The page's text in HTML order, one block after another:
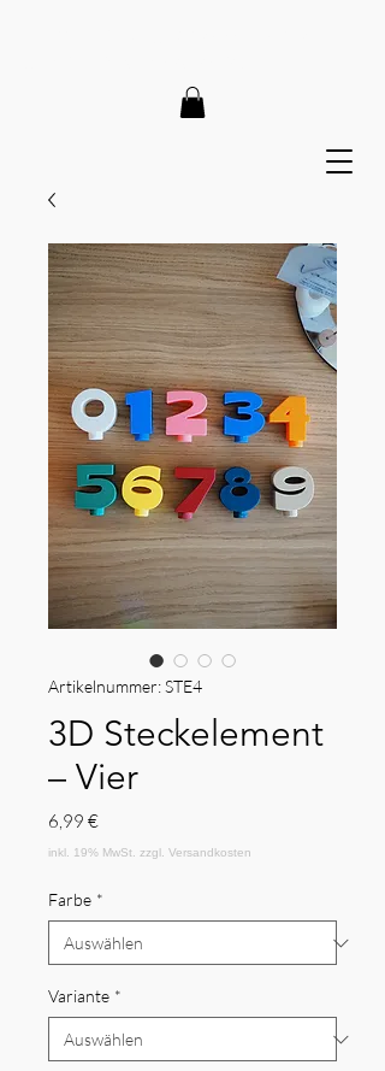
Artikelnummer: STE4
3D Steckelement
– Vier
6,99 €Preis
Farbe *
Variante *